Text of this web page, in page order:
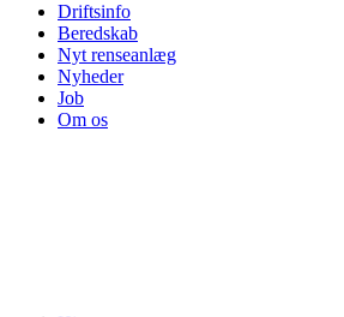
Driftsinfo
Beredskab
Nyt renseanlæg
Nyheder
Job
Om os